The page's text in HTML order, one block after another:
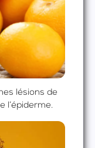
lésions de
l’épiderme.